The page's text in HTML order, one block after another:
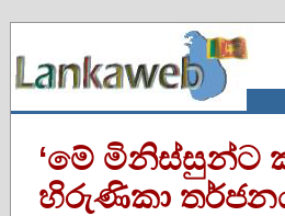
‘මේ මිනිස්‌සුන්ට
හිරුණිකා